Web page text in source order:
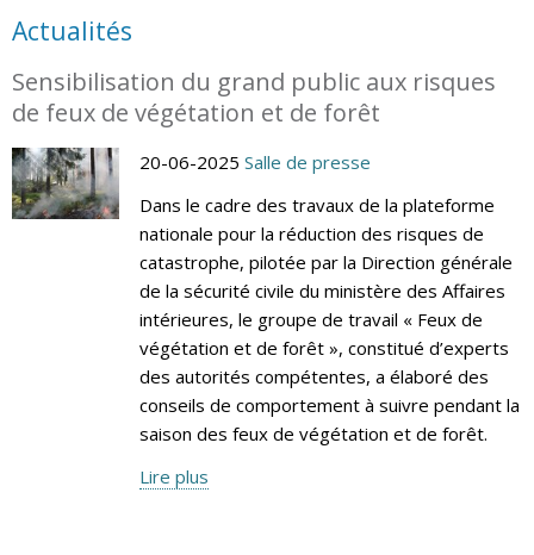
Actualités
Sensibilisation du grand public aux risques
de feux de végétation et de forêt
20-06-2025 Salle de presse
Dans le cadre des travaux de la plateforme
nationale pour la réduction des risques de
catastrophe, pilotée par la Direction générale
de la sécurité civile du ministère des Affaires
intérieures, le groupe de travail « Feux de
végétation et de forêt », constitué d’experts
des autorités compétentes, a élaboré des
conseils de comportement à suivre pendant la
saison des feux de végétation et de forêt.
Lire plus